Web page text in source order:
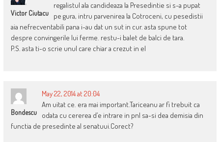
Victor Ciutacu
regalistul ala candideaza la Presedintie si s-a pupat
pe gura, intru parvenirea la Cotroceni, cu pesedistii
aia nefrecventabili pana i-au dat un sut in cur. asta spune tot
despre convingerile lui ferme. restu-i balet de balci de tara.
P.S. asta ti-o scrie unul care chiar a crezut in el
Bondescu
May 22, 2014 at 20:04
Am uitat ce. era mai important.Tariceanu ar fi trebuit ca
odata cu cererea d’e intrare in pnl sa-si dea demisia din
functia de presedinte al senatuui.Corect?